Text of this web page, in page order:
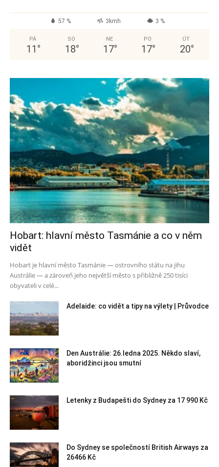
57 % 3kmh 3 %
PÁ
11 °
SO
18°
NE
17°
PO
17°
ÚT
20°
Hobart: hlavní město Tasmánie a co v něm
vidět
Hobart je hlavní město Tasmánie — ostrovního státu na jihu
Austrálie — a zároveň jeho největší město s přibližně 250 tisíci
obyvateli v celé...
Adelaide: co vidět a tipy na výlety | Průvodce
Den Austrálie: 26.ledna 2025. Někdo slaví,
aboridžinci jsou smutní
Letenky z Budapešti do Sydney za 17 990 Kč
Do Sydney se společností British Airways za
26466 Kč